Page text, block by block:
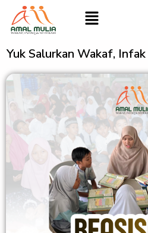
content
Menu
Yuk Salurkan Wakaf, Infak